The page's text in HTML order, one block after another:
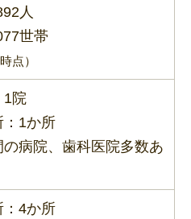
人
世帯
点）
1院
：1か所
の病院、歯科医院多数あ
：4か所